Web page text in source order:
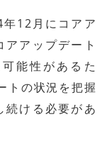
12月にコアア
アップデート
能性があるた
トの状況を把握
続ける必要があ